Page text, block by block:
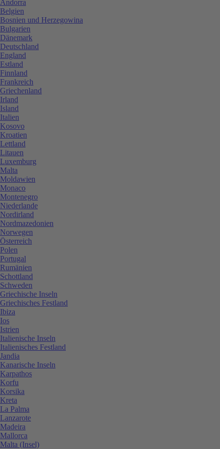
Andorra
Belgien
Bosnien und Herzegowina
Bulgarien
Dänemark
Deutschland
England
Estland
Finnland
Frankreich
Griechenland
Irland
Island
Italien
Kosovo
Kroatien
Lettland
Litauen
Luxemburg
Malta
Moldawien
Monaco
Montenegro
Niederlande
Nordirland
Nordmazedonien
Norwegen
Österreich
Polen
Portugal
Rumänien
Schottland
Schweden
Griechische Inseln
Griechisches Festland
Ibiza
Ios
Istrien
Italienische Inseln
Italienisches Festland
Jandia
Kanarische Inseln
Karpathos
Korfu
Korsika
Kreta
La Palma
Lanzarote
Madeira
Mallorca
Malta (Insel)